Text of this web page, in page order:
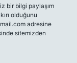
bir bilgi paylaşım
olduğunu
adresine
sitemizden